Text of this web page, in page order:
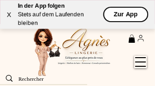
X
In der App folgen
Stets auf dem Laufenden
bleiben
Zur App
LivraisonGRATUITE (à partir de 59€) à domicile par
Colissimo en France métropolitaine